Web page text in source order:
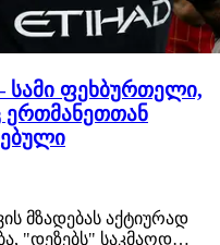
სამი ფეხბურთელი,
მზადებას აქტიურად
"დეზებს" საკმაოდ